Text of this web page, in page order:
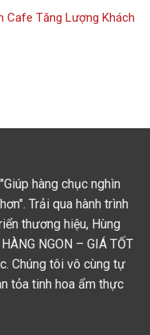
hàng chục nghìn
Trải qua hành trình
thương hiệu, Hùng
NGON – GIÁ TỐT
Chúng tôi vô cùng tự
tỏa tinh hoa ẩm thực